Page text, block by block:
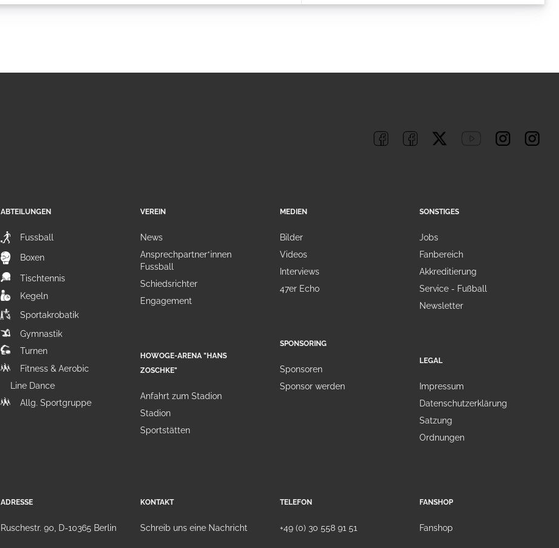
ABTEILUNGEN
Fussball
Boxen
Tischtennis
Kegeln
Sportakrobatik
Gymnastik
Turnen
Fitness & Aerobic
Line Dance
Allg. Sportgruppe
VEREIN
News
Ansprechpartner*innen
Fussball
Schiedsrichter
Engagement
HOWOGE-ARENA "HANS
ZOSCHKE"
Anfahrt zum Stadion
Stadion
Sportstätten
MEDIEN
Bilder
Videos
Interviews
47er Echo
SPONSORING
Sponsoren
Sponsor werden
SONSTIGES
Jobs
Fanbereich
Akkreditierung
Service - Fußball
Newsletter
LEGAL
Impressum
Datenschutzerklärung
Satzung
Ordnungen
ADRESSE
Ruschestr. 90, D-10365 Berlin
KONTAKT
Schreib uns eine Nachricht
TELEFON
+49 (0) 30 558 91 51
FANSHOP
Fanshop